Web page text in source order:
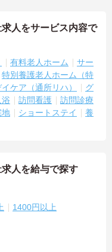
人をサービス内容で
有料老人ホーム
サー
特別養護老人ホーム（特
ケア（通所リハ）
グ
訪問看護
訪問診療
地 ショートステイ
養
人を給与で探す
1400円以上